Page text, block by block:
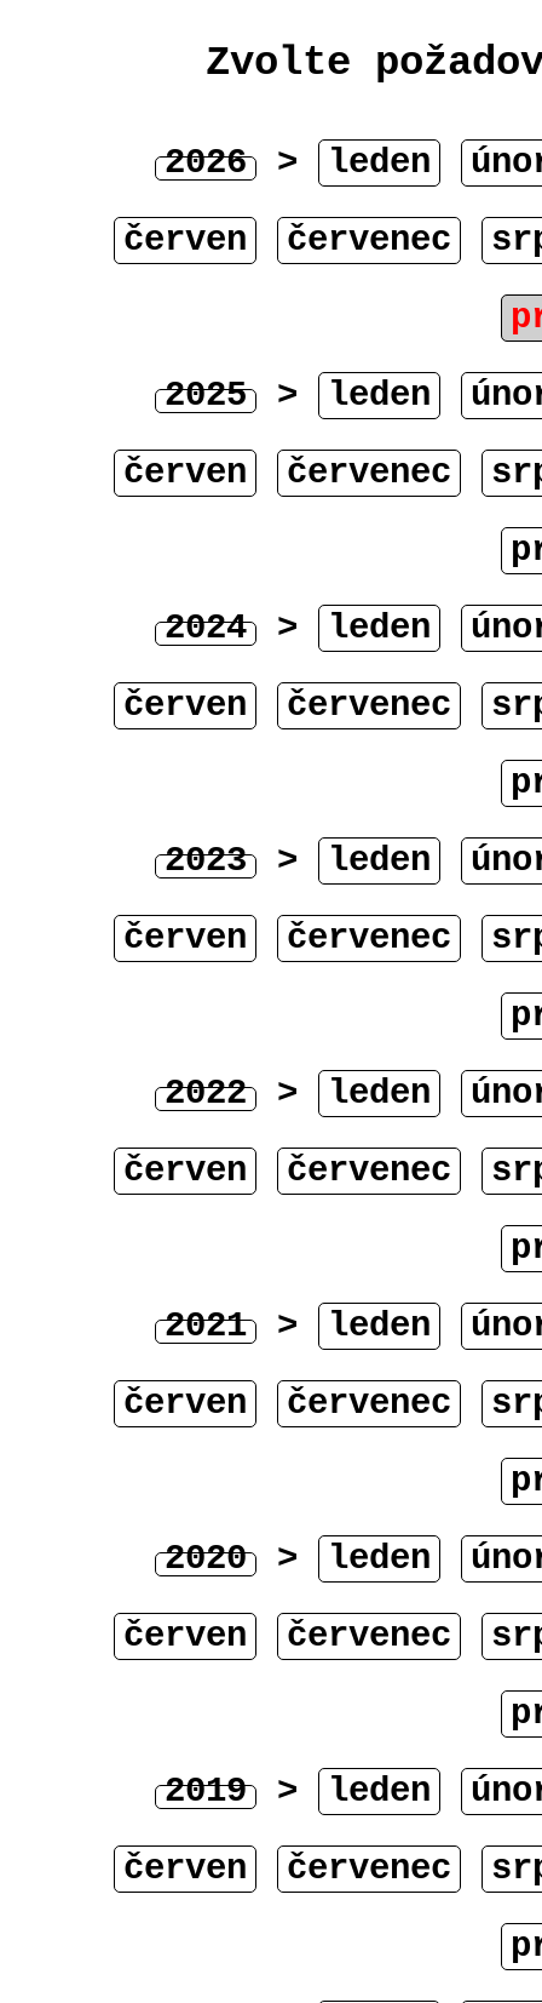
Zvolte
2026 > leden
červen
červenec
2025 > leden
červen
červenec
2024 > leden
červen
červenec
2023 > leden
červen
červenec
2022 > leden
červen
červenec
2021 > leden
červen
červenec
2020 > leden
červen
červenec
2019 > leden
červen
červenec